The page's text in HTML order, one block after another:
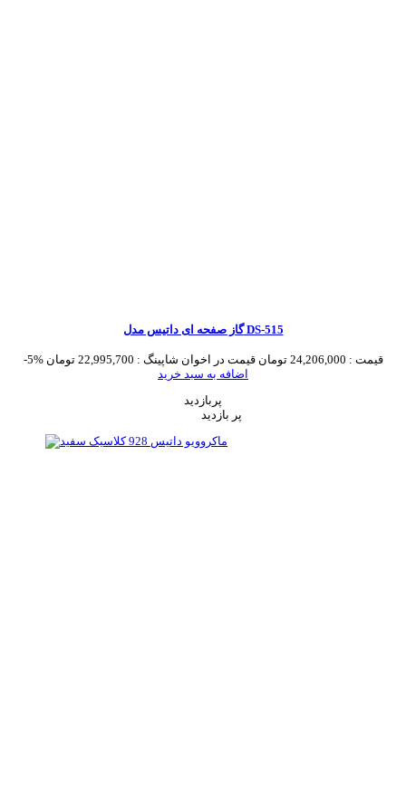
گاز صفحه ای داتیس مدل DS-515
-5% قیمت : 24,206,000 تومان قیمت در اخوان شاپینگ : 22,995,700 تومان
اضافه به سبد خرید
پربازدید
پر بازدید